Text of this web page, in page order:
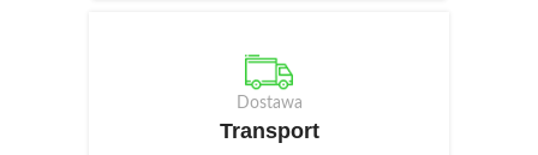
Dostawa
Transport